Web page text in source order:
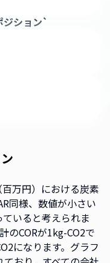
ジション`
万円）における炭素
同様、数値が小さい
いると考えられま
のCORが1kg-CO2で
になります。グラフ